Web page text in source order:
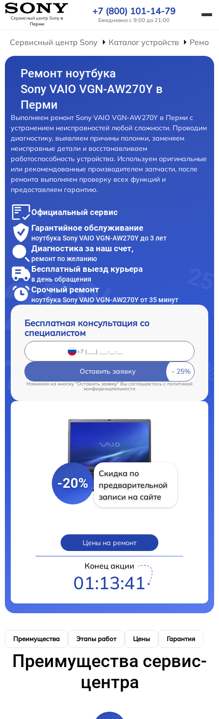
Сервисный центр Sonyв
Перми
+7 (800) 101-14-79
Ежедневно с 9:00 до 21:00
Сервисный центр Sony Каталог устройств
Ремонт ноутбука
Sony VAIO VGN-AW270Y в
Перми
Выполняем ремонт Sony VAIO VGN-AW270Y в Перми с
устранением неисправностей любой сложности. Проводим
диагностику, выявляем причины поломки, заменяем
неисправные детали и восстанавливаем
работоспособность устройства. Используем оригинальные
или рекомендованные производителем запчасти, после
ремонта выполняем проверку всех функций и
предоставляем гарантию.
Официальный сервис
Гарантийное обслуживание
ноутбука Sony VAIO VGN-AW270Y до 3 лет
Диагностика за наш счет,
ремонт по желанию
Бесплатный выезд курьера
в день обращения
Срочный ремонт
ноутбука Sony VAIO VGN-AW270Y от 35 минут
Бесплатная консультация со
специалистом
Оставить заявку
Нажимая на кнопку "Оставить заявку" Вы соглашаетесь c политикой
конфиденциальности
-20%
Скидка по
предварительной
записи на сайте
Цены на ремонт
Конец акции
01:13:40
Преимущества Этапы работ Цены Гарантия
Преимущества сервис-
центра